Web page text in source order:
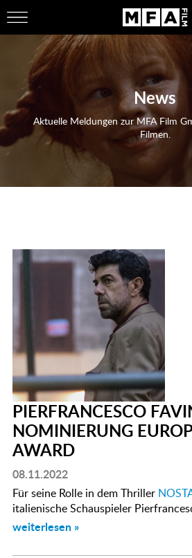
News
Aktuelle Meldungen zur MFA Film
Filmen.
PIERFRANCESCO
NOMINIERUNG
AWARD
08.11.2022
Für seine Rolle in dem Thriller
italienische Schauspieler
weiterlesen »